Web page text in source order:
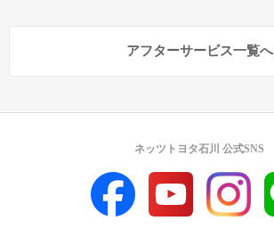
アフターサービス一覧へ
ネッツトヨタ石川 公式SNS